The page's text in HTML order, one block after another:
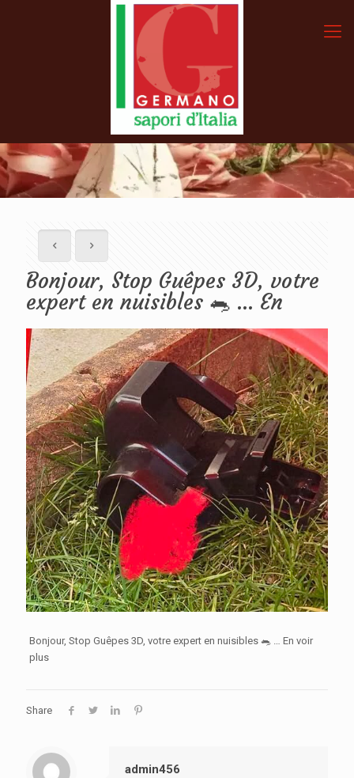
Bonjour, Stop Guêpes 3D, votre
expert en nuisibles 🐀 … En
Bonjour, Stop Guêpes 3D, votre expert en nuisibles 🐀 … En voir
plus
Share
admin456